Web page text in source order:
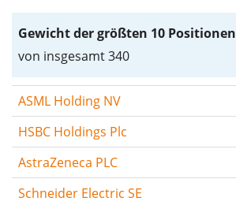
Gewicht der größten 10 Positionen
von insgesamt 340
ASML Holding NV
HSBC Holdings Plc
AstraZeneca PLC
Schneider Electric SE